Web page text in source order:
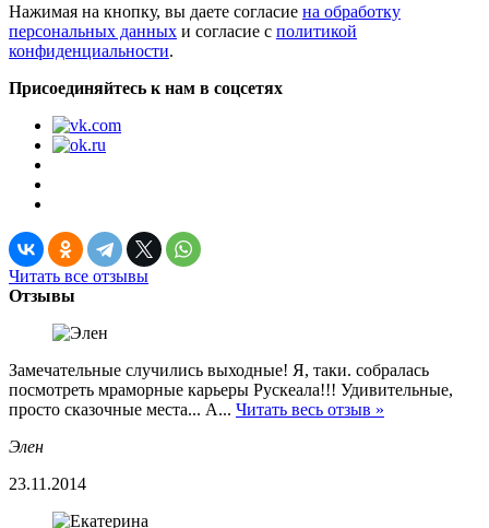
Нажимая на кнопку, вы даете согласие на обработку
персональных данных и согласие с политикой
конфиденциальности.
Присоединяйтесь к нам в соцсетях
Читать все отзывы
Отзывы
Замечательные случились выходные! Я, таки. собралась
посмотреть мраморные карьеры Рускеала!!! Удивительные,
просто сказочные места... А... Читать весь отзыв »
Элен
23.11.2014